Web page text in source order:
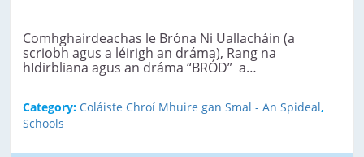
Comhghairdeachas le Bróna Ni Uallacháin (a
scriobh agus a léirigh an dráma), Rang na
hIdirbliana agus an dráma “BRÓD” a…
Category: Coláiste Chroí Mhuire gan Smal - An Spideal,
Schools